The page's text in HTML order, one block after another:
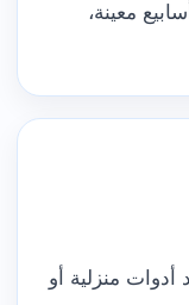
معينة،
أدوات منزلية أو